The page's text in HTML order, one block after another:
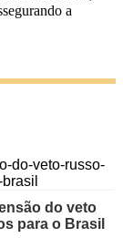
a
do veto
para o Brasil